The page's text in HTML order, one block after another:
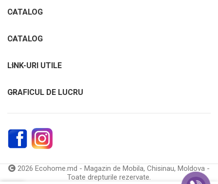
CATALOG
CATALOG
LINK-URI UTILE
GRAFICUL DE LUCRU
2026 Ecohome.md - Magazin de Mobila, Chisinau, Moldova -
Toate drepturile rezervate.